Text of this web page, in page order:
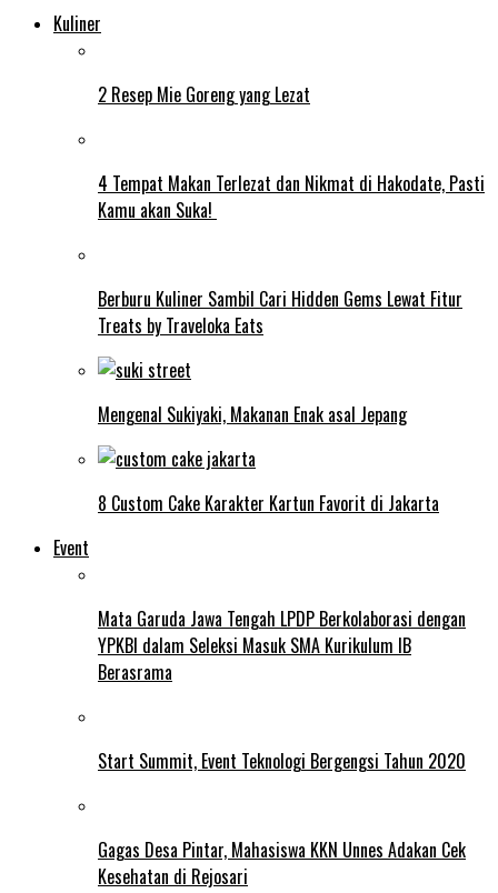
Kuliner
2 Resep Mie Goreng yang Lezat
4 Tempat Makan Terlezat dan Nikmat di Hakodate, Pasti
Kamu akan Suka!
Berburu Kuliner Sambil Cari Hidden Gems Lewat Fitur
Treats by Traveloka Eats
Mengenal Sukiyaki, Makanan Enak asal Jepang
8 Custom Cake Karakter Kartun Favorit di Jakarta
Event
Mata Garuda Jawa Tengah LPDP Berkolaborasi dengan
YPKBI dalam Seleksi Masuk SMA Kurikulum IB
Berasrama
Start Summit, Event Teknologi Bergengsi Tahun 2020
Gagas Desa Pintar, Mahasiswa KKN Unnes Adakan Cek
Kesehatan di Rejosari